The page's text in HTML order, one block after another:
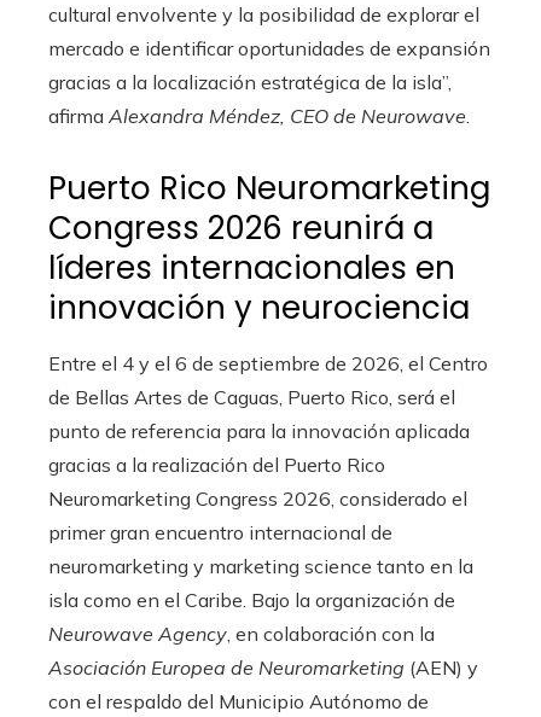
cultural envolvente y la posibilidad de explorar el
mercado e identificar oportunidades de expansión
gracias a la localización estratégica de la isla”,
afirma Alexandra Méndez, CEO de Neurowave.
Puerto Rico Neuromarketing
Congress 2026 reunirá a
líderes internacionales en
innovación y neurociencia
Entre el 4 y el 6 de septiembre de 2026, el Centro
de Bellas Artes de Caguas, Puerto Rico, será el
punto de referencia para la innovación aplicada
gracias a la realización del Puerto Rico
Neuromarketing Congress 2026, considerado el
primer gran encuentro internacional de
neuromarketing y marketing science tanto en la
isla como en el Caribe. Bajo la organización de
Neurowave Agency, en colaboración con la
Asociación Europea de Neuromarketing (AEN) y
con el respaldo del Municipio Autónomo de